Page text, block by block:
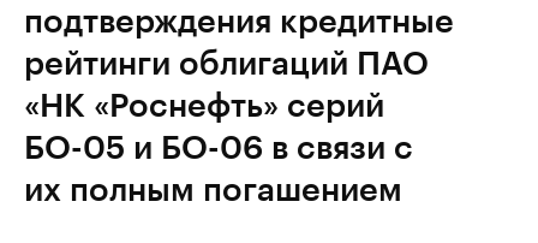
подтверждения кредитные
рейтинги облигаций ПАО
«НК «Роснефть» серий
БО-05 и БО-06 в связи с
их полным погашением